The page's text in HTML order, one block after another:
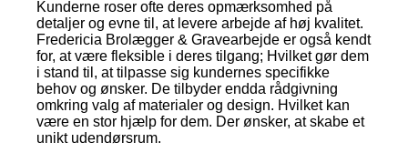
Kunderne roser ofte deres opmærksomhed på
detaljer og evne til, at levere arbejde af høj kvalitet.
Fredericia Brolægger & Gravearbejde er også kendt
for, at være fleksible i deres tilgang; Hvilket gør dem
i stand til, at tilpasse sig kundernes specifikke
behov og ønsker. De tilbyder endda rådgivning
omkring valg af materialer og design. Hvilket kan
være en stor hjælp for dem. Der ønsker, at skabe et
unikt udendørsrum.